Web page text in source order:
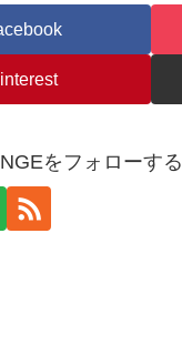
をフォローする